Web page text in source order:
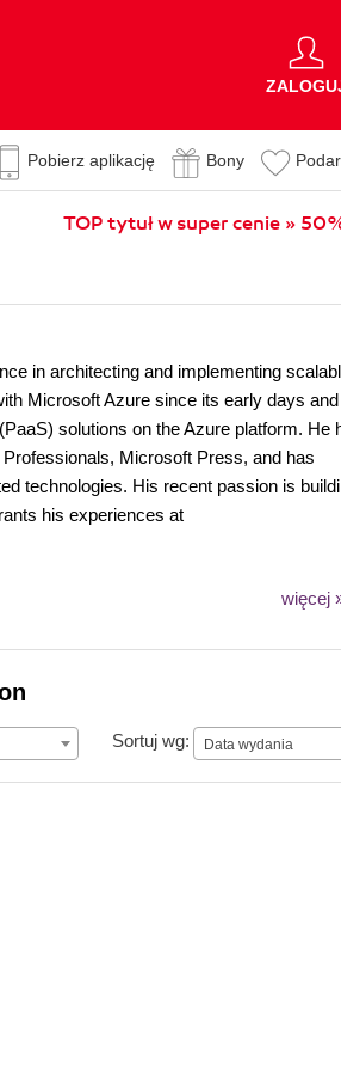
Pobierz aplikację Bony
TOP tytuł w super cenie »
in architecting and implementing
Microsoft Azure since its early days and
solutions on the Azure platform. He
Microsoft Press, and has
technologies. His recent passion is
his experiences at
więcej
Sortuj wg: Data wydania
Data wydania